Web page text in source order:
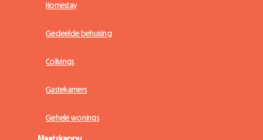
Homestay
Gedeelde behuising
Colivings
Gastekamers
Gehele wonings